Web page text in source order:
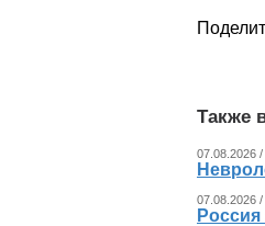
Также
07.08.2026
07.08.2026 /